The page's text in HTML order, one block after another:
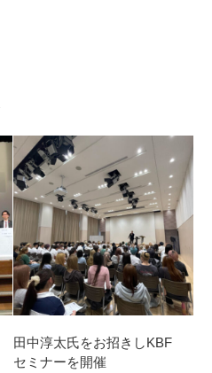
田中淳太氏をお招きしKBF
セミナーを開催